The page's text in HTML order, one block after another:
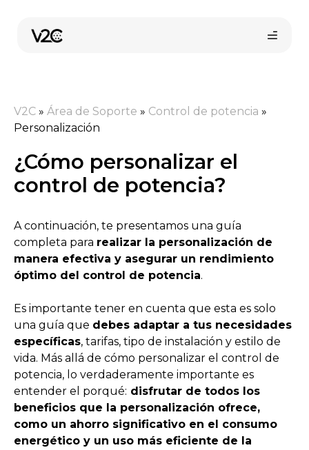
contenido
Compra online
V2C » Área de Soporte » Control de potencia »
Personalización
¿Cómo personalizar el
control de potencia?
A continuación, te presentamos una guía
completa para realizar la personalización de
manera efectiva y asegurar un rendimiento
óptimo del control de potencia.
Es importante tener en cuenta que esta es solo
una guía que debes adaptar a tus necesidades
específicas, tarifas, tipo de instalación y estilo de
vida. Más allá de cómo personalizar el control de
potencia, lo verdaderamente importante es
entender el porqué: disfrutar de todos los
beneficios que la personalización ofrece,
como un ahorro significativo en el consumo
energético y un uso más eficiente de la